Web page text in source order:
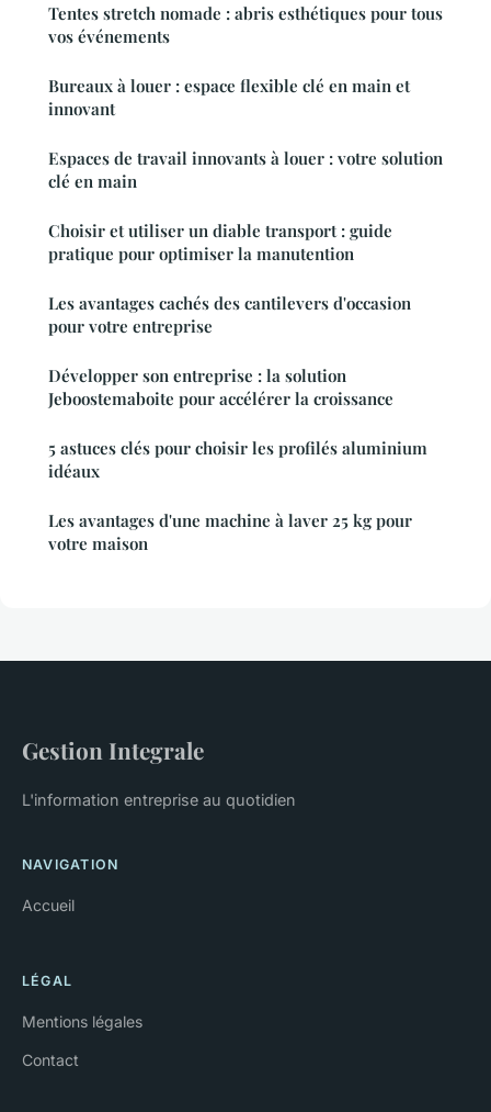
Tentes stretch nomade : abris esthétiques pour tous
vos événements
Bureaux à louer : espace flexible clé en main et
innovant
Espaces de travail innovants à louer : votre solution
clé en main
Choisir et utiliser un diable transport : guide
pratique pour optimiser la manutention
Les avantages cachés des cantilevers d'occasion
pour votre entreprise
Développer son entreprise : la solution
Jeboostemaboite pour accélérer la croissance
5 astuces clés pour choisir les profilés aluminium
idéaux
Les avantages d'une machine à laver 25 kg pour
votre maison
Gestion Integrale
L'information entreprise au quotidien
NAVIGATION
Accueil
LÉGAL
Mentions légales
Contact